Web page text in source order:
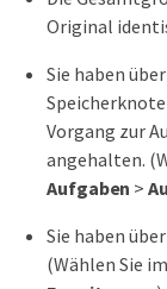
Original
Sie haben
Vorgang zur
angehalten.
Aufgaben >
Sie haben
(Wählen Sie